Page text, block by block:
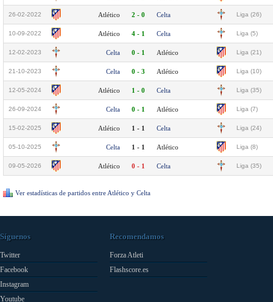
26-02-2022 Atlético 2 - 0 Celta Liga (26)
10-09-2022 Atlético 4 - 1 Celta Liga (5)
12-02-2023 Celta 0 - 1 Atlético Liga (21)
21-10-2023 Celta 0 - 3 Atlético Liga (10)
12-05-2024 Atlético 1 - 0 Celta Liga (35)
26-09-2024 Celta 0 - 1 Atlético Liga (7)
15-02-2025 Atlético 1 - 1 Celta Liga (24)
05-10-2025 Celta 1 - 1 Atlético Liga (8)
09-05-2026 Atlético 0 - 1 Celta Liga (35)
Ver estadísticas de partidos entre Atlético y Celta
Síguenos
Twitter
Facebook
Instagram
Youtube
Recomendamos
Forza Atleti
Flashscore.es